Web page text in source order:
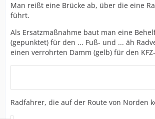
Man reißt eine Brücke ab, über die eine
führt.
Als Ersatzmaßnahme baut man eine
(gepunktet) für den ... Fuß- und ... äh
einen verrohrten Damm (gelb) für den
Radfahrer, die auf der Route von Norden